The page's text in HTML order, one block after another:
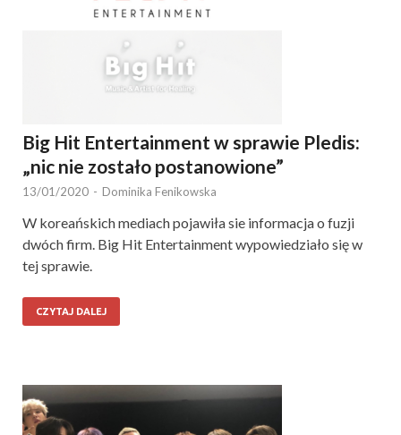
Big Hit Entertainment w sprawie Pledis:
„nic nie zostało postanowione”
13/01/2020 - Dominika Fenikowska
W koreańskich mediach pojawiła sie informacja o fuzji
dwóch firm. Big Hit Entertainment wypowiedziało się w
tej sprawie.
CZYTAJ DALEJ